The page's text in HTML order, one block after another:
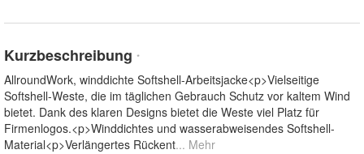
Kurzbeschreibung *
AllroundWork, winddichte Softshell-Arbeitsjacke<p>Vielseitige
Softshell-Weste, die im täglichen Gebrauch Schutz vor kaltem Wind
bietet. Dank des klaren Designs bietet die Weste viel Platz für
Firmenlogos.<p>Winddichtes und wasserabweisendes Softshell-
Material<p>Verlängertes Rückent... Mehr